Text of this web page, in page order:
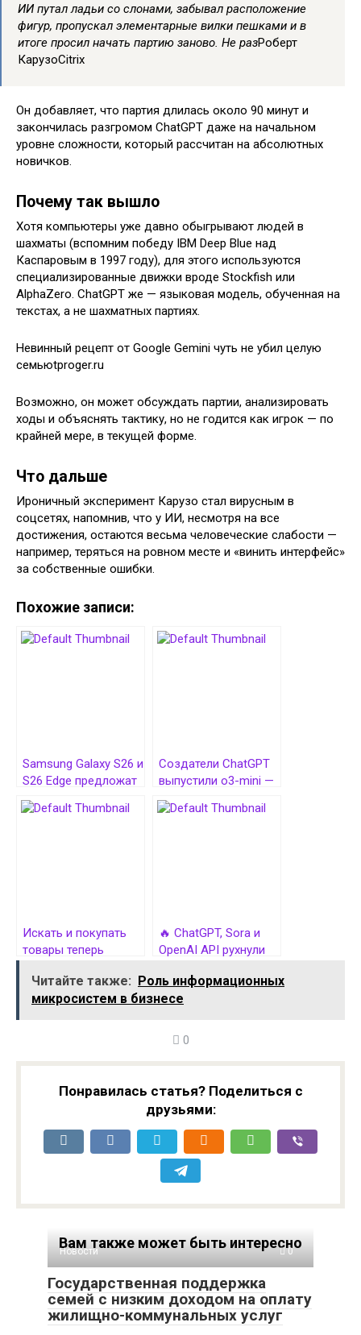
ИИ путал ладьи со слонами, забывал расположение
фигур, пропускал элементарные вилки пешками и в
итоге просил начать партию заново. Не разРоберт
КарузоCitrix
Он добавляет, что партия длилась около 90 минут и
закончилась разгромом ChatGPT даже на начальном
уровне сложности, который рассчитан на абсолютных
новичков.
Почему так вышло
Хотя компьютеры уже давно обыгрывают людей в
шахматы (вспомним победу IBM Deep Blue над
Каспаровым в 1997 году), для этого используются
специализированные движки вроде Stockfish или
AlphaZero. ChatGPT же — языковая модель, обученная на
текстах, а не шахматных партиях.
Невинный рецепт от Google Gemini чуть не убил целую
семьюtproger.ru
Возможно, он может обсуждать партии, анализировать
ходы и объяснять тактику, но не годится как игрок — по
крайней мере, в текущей форме.
Что дальше
Ироничный эксперимент Карузо стал вирусным в
соцсетях, напомнив, что у ИИ, несмотря на все
достижения, остаются весьма человеческие слабости —
например, теряться на ровном месте и «винить интерфейс»
за собственные ошибки.
Похожие записи:
Samsung Galaxy S26 и
S26 Edge предложат
с Exynos 2600 и
SD8E2, а
Создатели ChatGPT
выпустили o3-mini —
лучшую нейросеть
для науки и кодинга
Искать и покупать
товары теперь
ChatGPT
🔥 ChatGPT, Sora и
OpenAI API рухнули
массовый сбой
продолжается уже 4
Читайте также: Роль информационных
микросистем в бизнесе
0
Понравилась статья? Поделиться с
друзьями:
Вам также может быть интересно
Новости 0
Государственная поддержка
семей с низким доходом на оплату
жилищно-коммунальных услуг